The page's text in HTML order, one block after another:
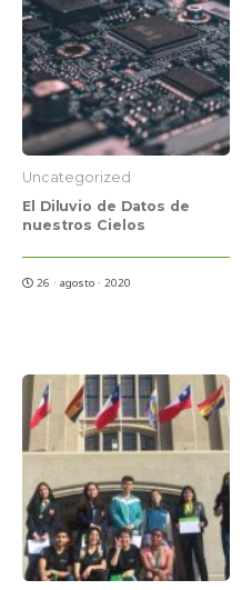
Uncategorized
El Diluvio de Datos de
nuestros Cielos
26 · agosto · 2020